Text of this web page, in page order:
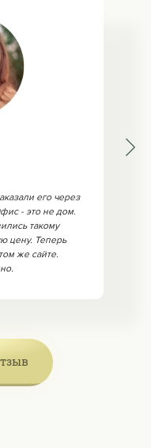
его через
- это не дом.
такому
цену. Теперь
же сайте.